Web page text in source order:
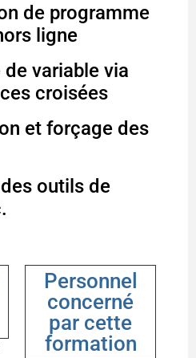
de programme
ligne
de variable via
croisées
et forçage des
outils de
Personnel
concerné
par cette
formation